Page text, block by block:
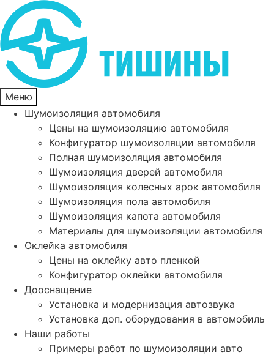
Меню
Шумоизоляция автомобиля
Цены на шумоизоляцию автомобиля
Конфигуратор шумоизоляции автомобиля
Полная шумоизоляция автомобиля
Шумоизоляция дверей автомобиля
Шумоизоляция колесных арок автомобиля
Шумоизоляция пола автомобиля
Шумоизоляция капота автомобиля
Материалы для шумоизоляции автомобиля
Оклейка автомобиля
Цены на оклейку авто пленкой
Конфигуратор оклейки автомобиля
Дооснащение
Установка и модернизация автозвука
Установка доп. оборудования в автомобиль
Наши работы
Примеры работ по шумоизоляции авто